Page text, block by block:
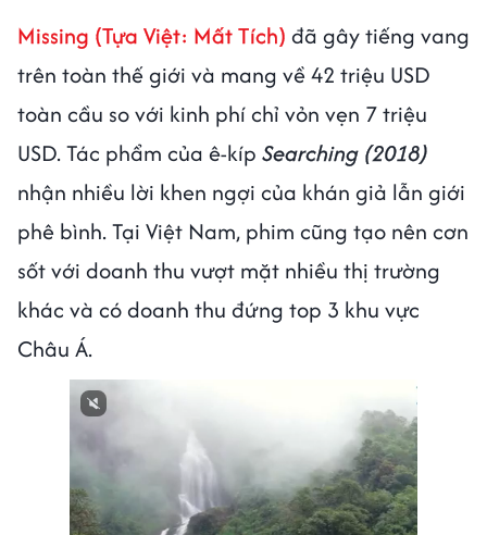
Missing (Tựa Việt: Mất Tích) đã gây tiếng vang
trên toàn thế giới và mang về 42 triệu USD
toàn cầu so với kinh phí chỉ vỏn vẹn 7 triệu
USD. Tác phẩm của ê-kíp Searching (2018)
nhận nhiều lời khen ngợi của khán giả lẫn giới
phê bình. Tại Việt Nam, phim cũng tạo nên cơn
sốt với doanh thu vượt mặt nhiều thị trường
khác và có doanh thu đứng top 3 khu vực
Châu Á.